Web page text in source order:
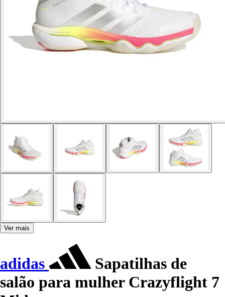
Ver mais
adidas
Sapatilhas de
salão para mulher Crazyflight 7